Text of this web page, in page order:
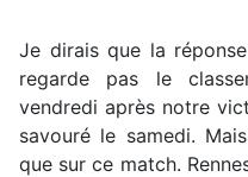
Je dirais que la
regarde pas le
vendredi après notre
savouré le samedi.
que sur ce match.